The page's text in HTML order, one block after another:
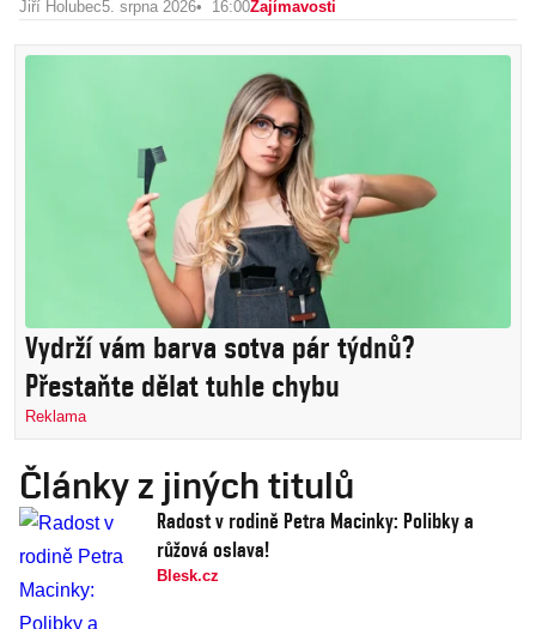
Jiří Holubec5. srpna 2026 16:00Zajímavosti
Vydrží vám barva sotva pár týdnů?
Přestaňte dělat tuhle chybu
Reklama
Články z jiných titulů
Radost v rodině Petra Macinky: Polibky a
růžová oslava!
Blesk.cz